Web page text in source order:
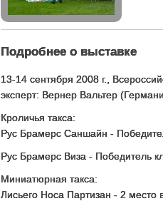
Подробнее о выставке
13-14 сентября 2008 г.,
эксперт: Вернер Вальтер
Кроличья такса:
Рус Брамерс Саншайн -
Рус Брамерс Виза - Победитель
Миниатюрная такса:
Лисьего Носа Партизан - 2 место